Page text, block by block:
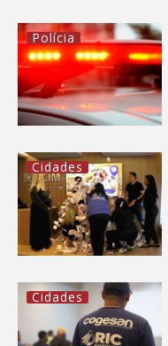
Polícia
Cidades
Cidades